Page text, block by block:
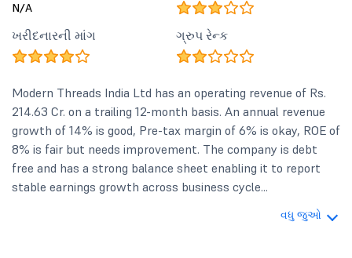
N/A
ખરીદનારની માંગ ગ્રુપ રેન્ક
Modern Threads India Ltd has an operating revenue of Rs.
214.63 Cr. on a trailing 12-month basis. An annual revenue
growth of 14% is good, Pre-tax margin of 6% is okay, ROE of
8% is fair but needs improvement. The company is debt
free and has a strong balance sheet enabling it to report
stable earnings growth across business cycle...
વધુ જુઓ